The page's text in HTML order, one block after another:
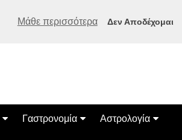
Μάθε περισσότερα Δεν Αποδέχομαι
Γαστρονομία Αστρολογία